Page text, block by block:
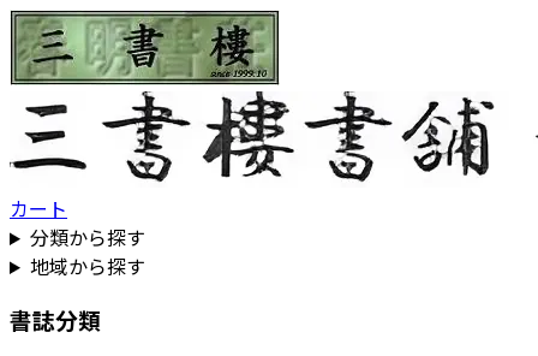
カート
分類から探す
地域から探す
書誌分類